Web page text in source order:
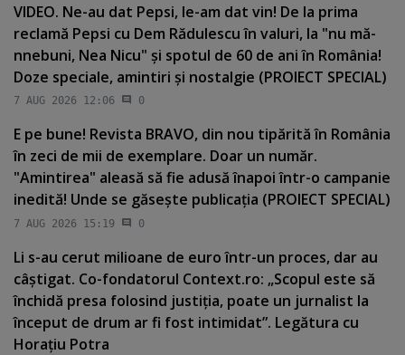
VIDEO. Ne-au dat Pepsi, le-am dat vin! De la prima
reclamă Pepsi cu Dem Rădulescu în valuri, la "nu mă-
nnebuni, Nea Nicu" şi spotul de 60 de ani în România!
Doze speciale, amintiri şi nostalgie (PROIECT SPECIAL)
7 AUG 2026 12:06 0
E pe bune! Revista BRAVO, din nou tipărită în România
în zeci de mii de exemplare. Doar un număr.
"Amintirea" aleasă să fie adusă înapoi într-o campanie
inedită! Unde se găseşte publicaţia (PROIECT SPECIAL)
7 AUG 2026 15:19 0
Li s-au cerut milioane de euro într-un proces, dar au
câştigat. Co-fondatorul Context.ro: „Scopul este să
închidă presa folosind justiţia, poate un jurnalist la
început de drum ar fi fost intimidat”. Legătura cu
Horaţiu Potra